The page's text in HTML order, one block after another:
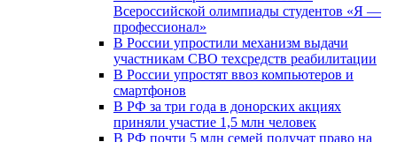
Всероссийской олимпиады студентов «Я —
профессионал»
В России упростили механизм выдачи
участникам СВО техсредств реабилитации
В России упростят ввоз компьютеров и
смартфонов
В РФ за три года в донорских акциях
приняли участие 1,5 млн человек
В РФ почти 5 млн семей получат право на